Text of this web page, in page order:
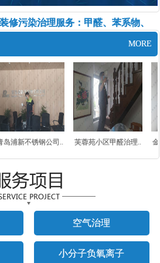
污染治理服务：甲醛、苯系物、氨
MORE
岛浦新不锈钢公司.. 芙蓉苑小区甲醛治理..
空气治理
小分子负氧离子